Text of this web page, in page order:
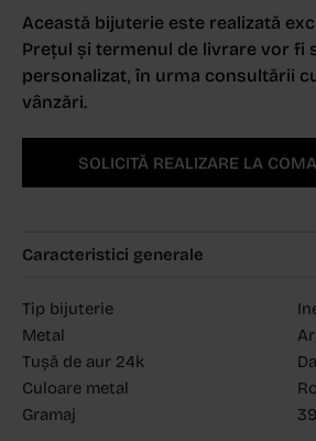
Această bijuterie este realizată
Prețul și termenul de livrare vor fi
personalizat, în urma consultării
vânzări.
SOLICITĂ REALIZARE LA
Caracteristici generale
Tip bijuterie
Metal
Tușă de aur 24k
Da
Culoare metal
Gramaj